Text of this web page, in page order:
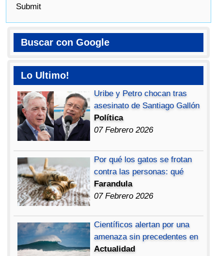
Submit
Buscar con Google
Lo Ultimo!
Uribe y Petro chocan tras
asesinato de Santiago Gallón
Política
07 Febrero 2026
Por qué los gatos se frotan
contra las personas: qué
Farandula
07 Febrero 2026
Científicos alertan por una
amenaza sin precedentes en
Actualidad